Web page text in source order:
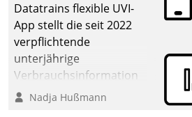
Datatrains flexible UVI-
App stellt die seit 2022
verpflichtende
unterjährige
Verbrauchsinformation
schnell, zuverlässig und
Nadja Hußmann